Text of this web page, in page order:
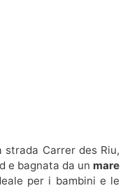
Carrer des Riu,
e bagnata da un mare
per i bambini e le